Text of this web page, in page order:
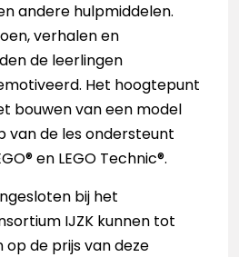
andere hulpmiddelen.
verhalen en
de leerlingen
Het hoogtepunt
bouwen van een model
van de les ondersteunt
en LEGO Technic®.
bij het
IJZK kunnen tot
op de prijs van deze